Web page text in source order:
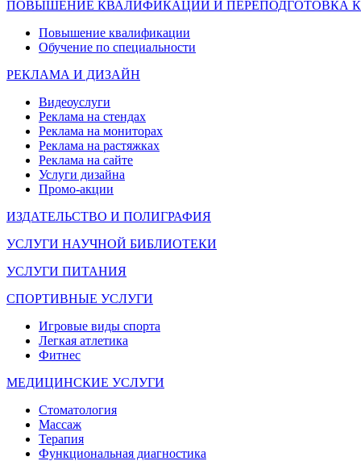
ПОВЫШЕНИЕ КВАЛИФИКАЦИИ И ПЕРЕПОДГОТОВКА
Повышение квалификации
Обучение по специальности
РЕКЛАМА И ДИЗАЙН
Видеоуслуги
Реклама на стендах
Реклама на мониторах
Реклама на растяжках
Реклама на сайте
Услуги дизайна
Промо-акции
ИЗДАТЕЛЬСТВО И ПОЛИГРАФИЯ
УСЛУГИ НАУЧНОЙ БИБЛИОТЕКИ
УСЛУГИ ПИТАНИЯ
СПОРТИВНЫЕ УСЛУГИ
Игровые виды спорта
Легкая атлетика
Фитнес
МЕДИЦИНСКИЕ УСЛУГИ
Стоматология
Массаж
Терапия
Функциональная диагностика